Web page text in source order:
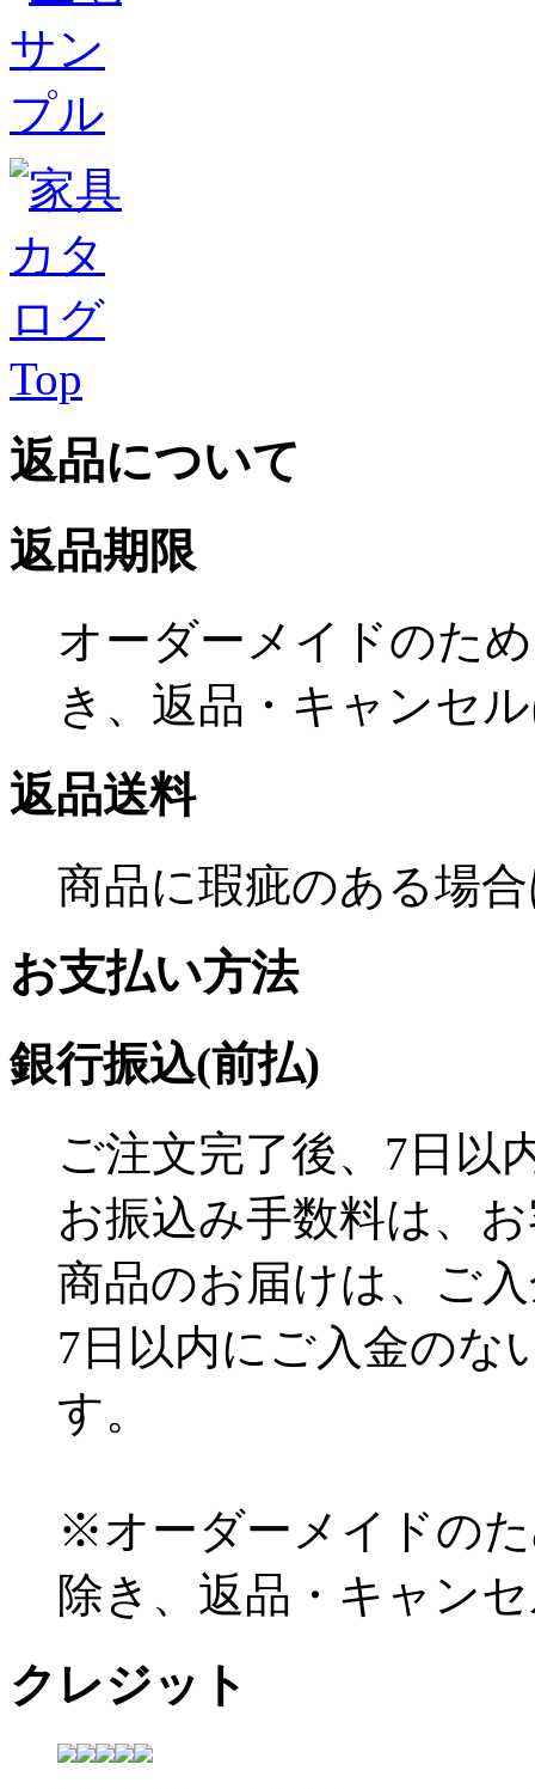
Top
返品について
返品期限
オーダーメイドのた
き、返品・キャンセ
返品送料
商品に瑕疵のある場
お支払い方法
銀行振込(前払)
ご注文完了後、7日以
お振込み手数料は、
商品のお届けは、ご
7日以内にご入金のな
す。
※オーダーメイドの
除き、返品・キャン
クレジット